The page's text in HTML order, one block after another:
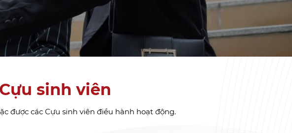
Cựu sinh viên
được các Cựu sinh viên điều hành hoạt động.